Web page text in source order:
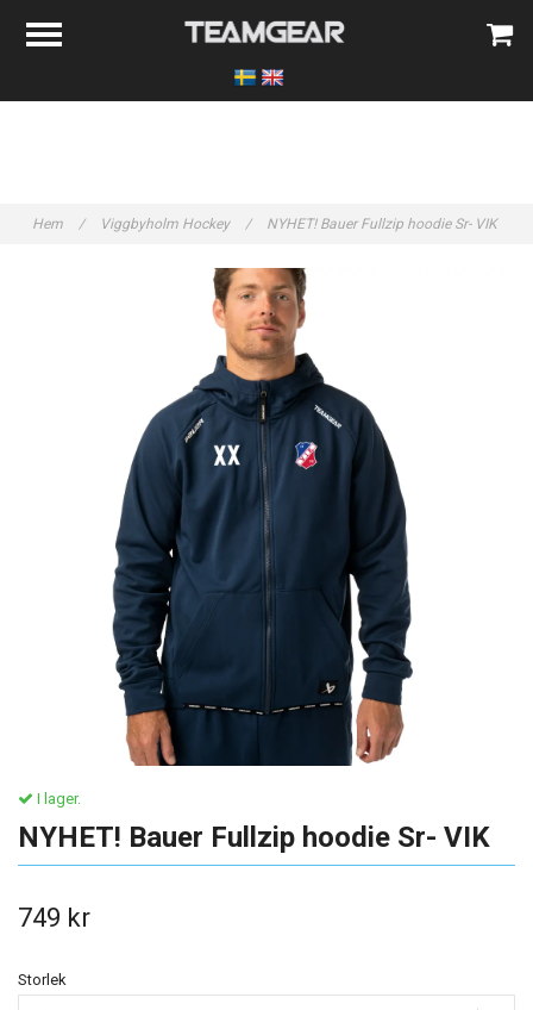
Hem / Viggbyholm Hockey / NYHET! Bauer Fullzip hoodie Sr- VIK
I lager.
NYHET! Bauer Fullzip hoodie Sr- VIK
749 kr
Storlek